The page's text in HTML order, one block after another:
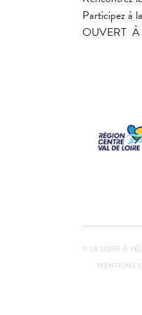
Participez à
OUVERT À
© LA LOIRE À
MENTIONS